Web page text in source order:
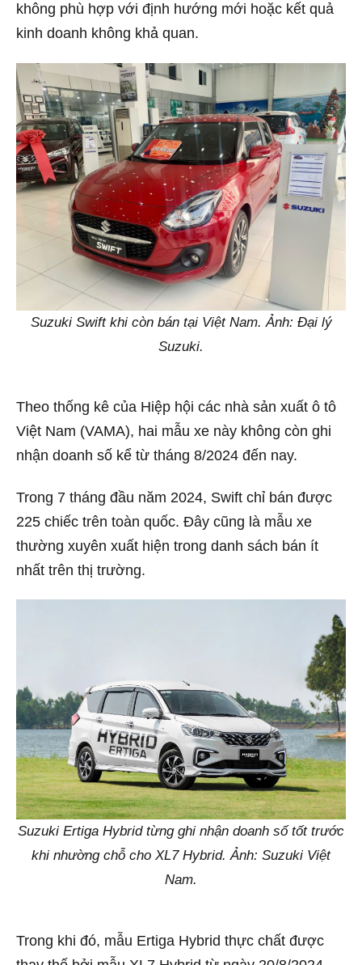
không phù hợp với định hướng mới hoặc kết quả
kinh doanh không khả quan.
Suzuki Swift khi còn bán tại Việt Nam. Ảnh: Đại lý
Suzuki.
Theo thống kê của Hiệp hội các nhà sản xuất ô tô
Việt Nam (VAMA), hai mẫu xe này không còn ghi
nhận doanh số kể từ tháng 8/2024 đến nay.
Trong 7 tháng đầu năm 2024, Swift chỉ bán được
225 chiếc trên toàn quốc. Đây cũng là mẫu xe
thường xuyên xuất hiện trong danh sách bán ít
nhất trên thị trường.
Suzuki Ertiga Hybrid từng ghi nhận doanh số tốt trước
khi nhường chỗ cho XL7 Hybrid. Ảnh: Suzuki Việt
Nam.
Trong khi đó, mẫu Ertiga Hybrid thực chất được